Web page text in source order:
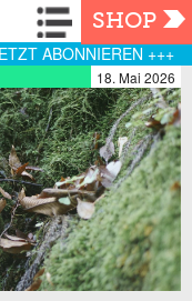
Navigation
SHOP
ABONNIEREN +++
18. Mai 2026